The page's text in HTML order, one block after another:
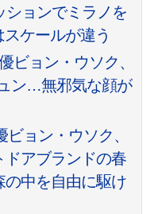
ションでミラノを
ケールが違う
ビョン・ウソク、
ン…無邪気な顔が
ョン・ウソク、
アブランドの春
中を自由に駆け